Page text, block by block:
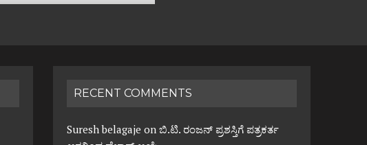
RECENT COMMENTS
Suresh belagaje onಬಿ.ಟಿ. ರಂಜನ್ ಪ್ರಶಸ್ತಿಗೆ ಪತ್ರಕರ್ತ